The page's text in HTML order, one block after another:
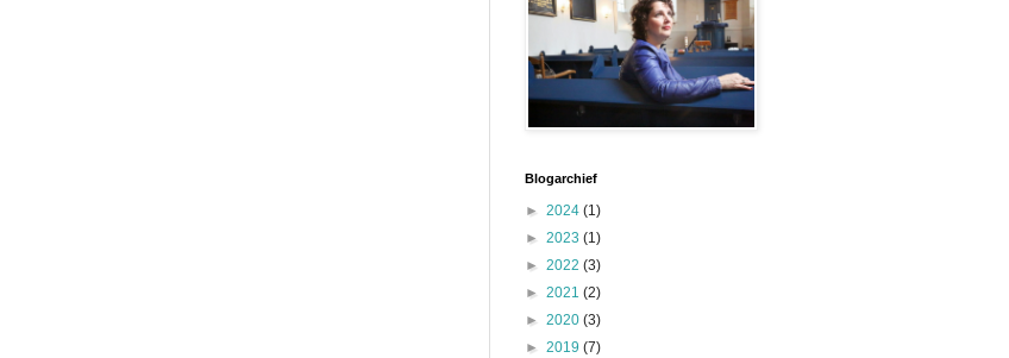
Blogarchief
► 2024 (1)
► 2023 (1)
► 2022 (3)
► 2021 (2)
► 2020 (3)
► 2019 (7)